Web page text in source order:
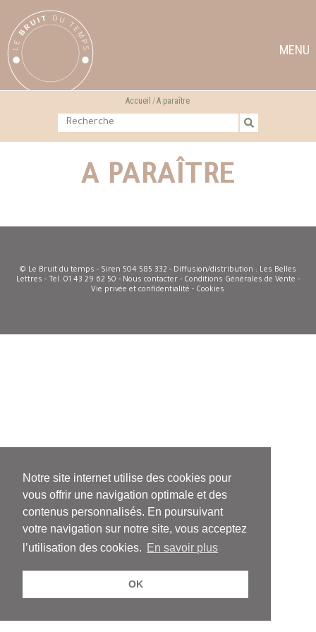
Notre site internet utilise des cookies pour
vous offrir une navigation optimale et des
contenus personnalisés. En poursuivant
votre navigation sur notre site, vous acceptez
l’utilisation des cookies.
En savoir plus
OK
MENU
Accueil A paraître
A PARAÎTRE
© Le Bruit du temps - Siren 504 585 332 - Diffusion/distribution : Les Belles
Lettres - Tel. 01 43 29 62 50 - Nous contacter- Conditions Générales de Vente -
Vie privée et confidentialité - Cookies